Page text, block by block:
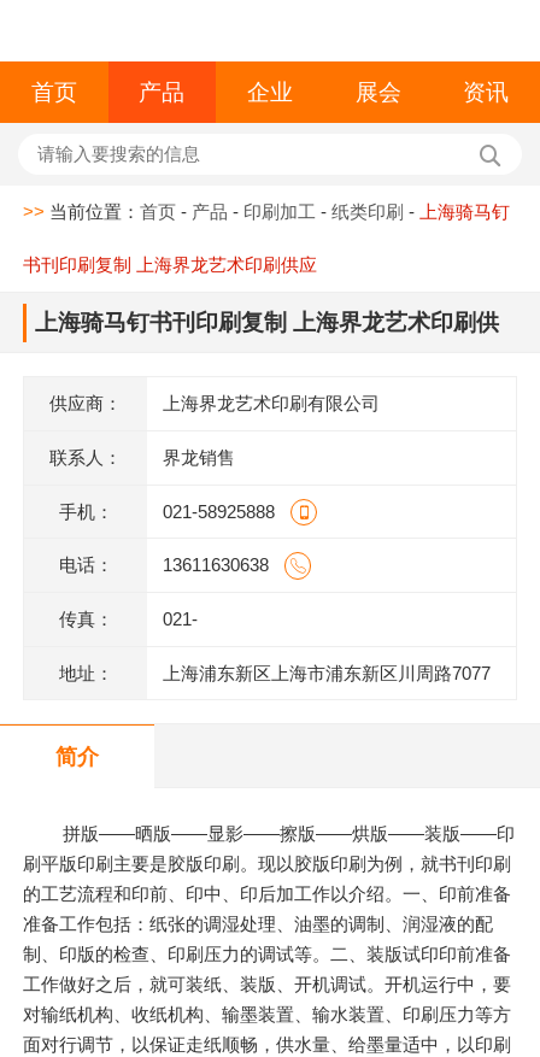
首页 产品 企业 展会 资讯
>> 当前位置：首页 - 产品 - 印刷加工 -纸类印刷 - 上海骑马钉
书刊印刷复制 上海界龙艺术印刷供应
上海骑马钉书刊印刷复制 上海界龙艺术印刷供
供应商： 上海界龙艺术印刷有限公司
联系人： 界龙销售
手机： 021-58925888
电话： 13611630638
传真： 021-
地址： 上海浦东新区上海市浦东新区川周路7077
简介
拼版——晒版——显影——擦版——烘版——装版——印
刷平版印刷主要是胶版印刷。现以胶版印刷为例，就书刊印刷
的工艺流程和印前、印中、印后加工作以介绍。一、印前准备
准备工作包括：纸张的调湿处理、油墨的调制、润湿液的配
制、印版的检查、印刷压力的调试等。二、装版试印印前准备
工作做好之后，就可装纸、装版、开机调试。开机运行中，要
对输纸机构、收纸机构、输墨装置、输水装置、印刷压力等方
面对行调节，以保证走纸顺畅，供水量、给墨量适中，以印刷